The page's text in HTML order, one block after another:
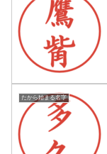
たから始まる名字